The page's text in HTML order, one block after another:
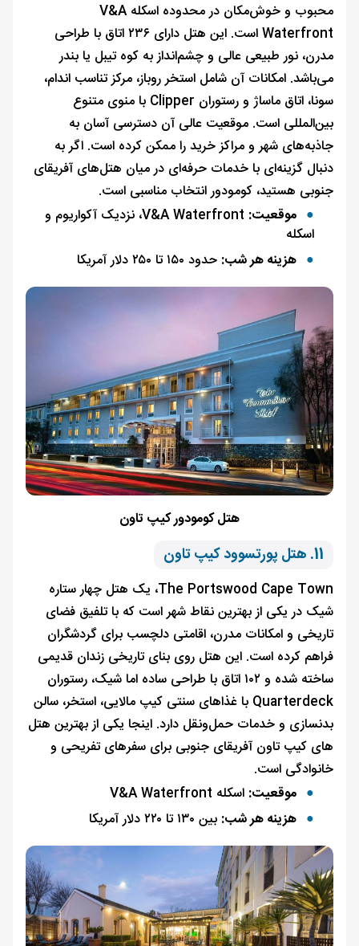
محبوب و خوش‌مکان در محدوده اسکله V&A
Waterfront است. این هتل دارای ۲۳۶ اتاق با طراحی
مدرن، نور طبیعی عالی و چشم‌انداز به کوه تیبل یا بندر
می‌باشد. امکانات آن شامل استخر روباز، مرکز تناسب اندام،
سونا، اتاق ماساژ و رستوران Clipper با منوی متنوع
بین‌المللی است. موقعیت عالی آن دسترسی آسان به
جاذبه‌های شهر و مراکز خرید را ممکن کرده است. اگر به
دنبال گزینه‌ای با خدمات حرفه‌ای در میان هتل‌های آفریقای
جنوبی هستید، کومودور انتخاب مناسبی است.
موقعیت:
V&A Waterfront، نزدیک آکواریوم و
اسکله
هزینه هر شب: حدود ۱۵۰ تا ۲۵۰ دلار آمریکا
هتل کومودور کیپ تاون
11. هتل پورتسوود کیپ تاون
The Portswood Cape Town، یک هتل چهار ستاره
شیک در یکی از بهترین نقاط شهر است که با تلفیق فضای
تاریخی و امکانات مدرن، اقامتی دلچسب برای گردشگران
فراهم کرده است. این هتل روی بنای تاریخی زندان قدیمی
ساخته شده و ۱۰۲ اتاق با طراحی ساده اما شیک، رستوران
Quarterdeck با غذاهای سنتی کیپ مالایی، استخر، سالن
بدنسازی و خدمات حمل‌ونقل دارد. اینجا یکی از بهترین هتل
های کیپ تاون آفریقای جنوبی برای سفرهای تفریحی و
خانوادگی است.
موقعیت: اسکله V&A Waterfront
هزینه هر شب: بین ۱۳۰ تا ۲۲۰ دلار آمریکا